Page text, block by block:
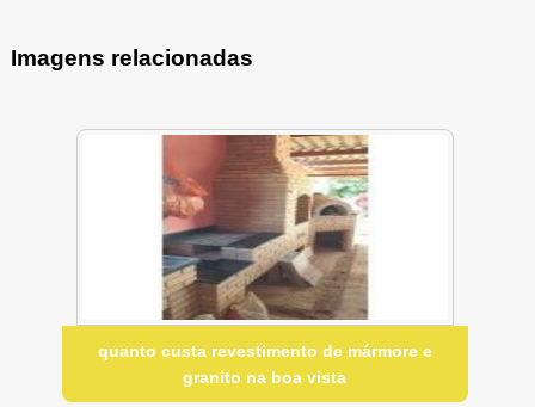
Imagens relacionadas
quanto custa revestimento de mármore e
granito na boa vista